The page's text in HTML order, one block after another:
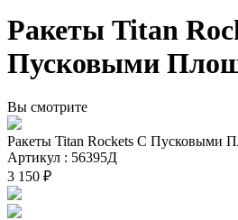
Ракеты Titan
Пусковыми
Вы смотрите
Ракеты Titan Rockets С Пусковыми
Артикул : 56395Д
3 150 ₽